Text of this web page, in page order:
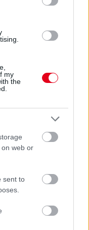
my
the
web or
sent to
javított a